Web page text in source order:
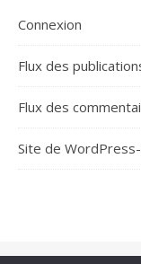
Connexion
Flux des
Flux des
Site de